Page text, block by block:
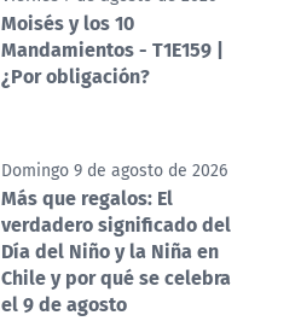
Moisés y los 10
Mandamientos - T1E159 |
¿Por obligación?
Domingo 9 de agosto de 2026
Más que regalos: El
verdadero significado del
Día del Niño y la Niña en
Chile y por qué se celebra
el 9 de agosto